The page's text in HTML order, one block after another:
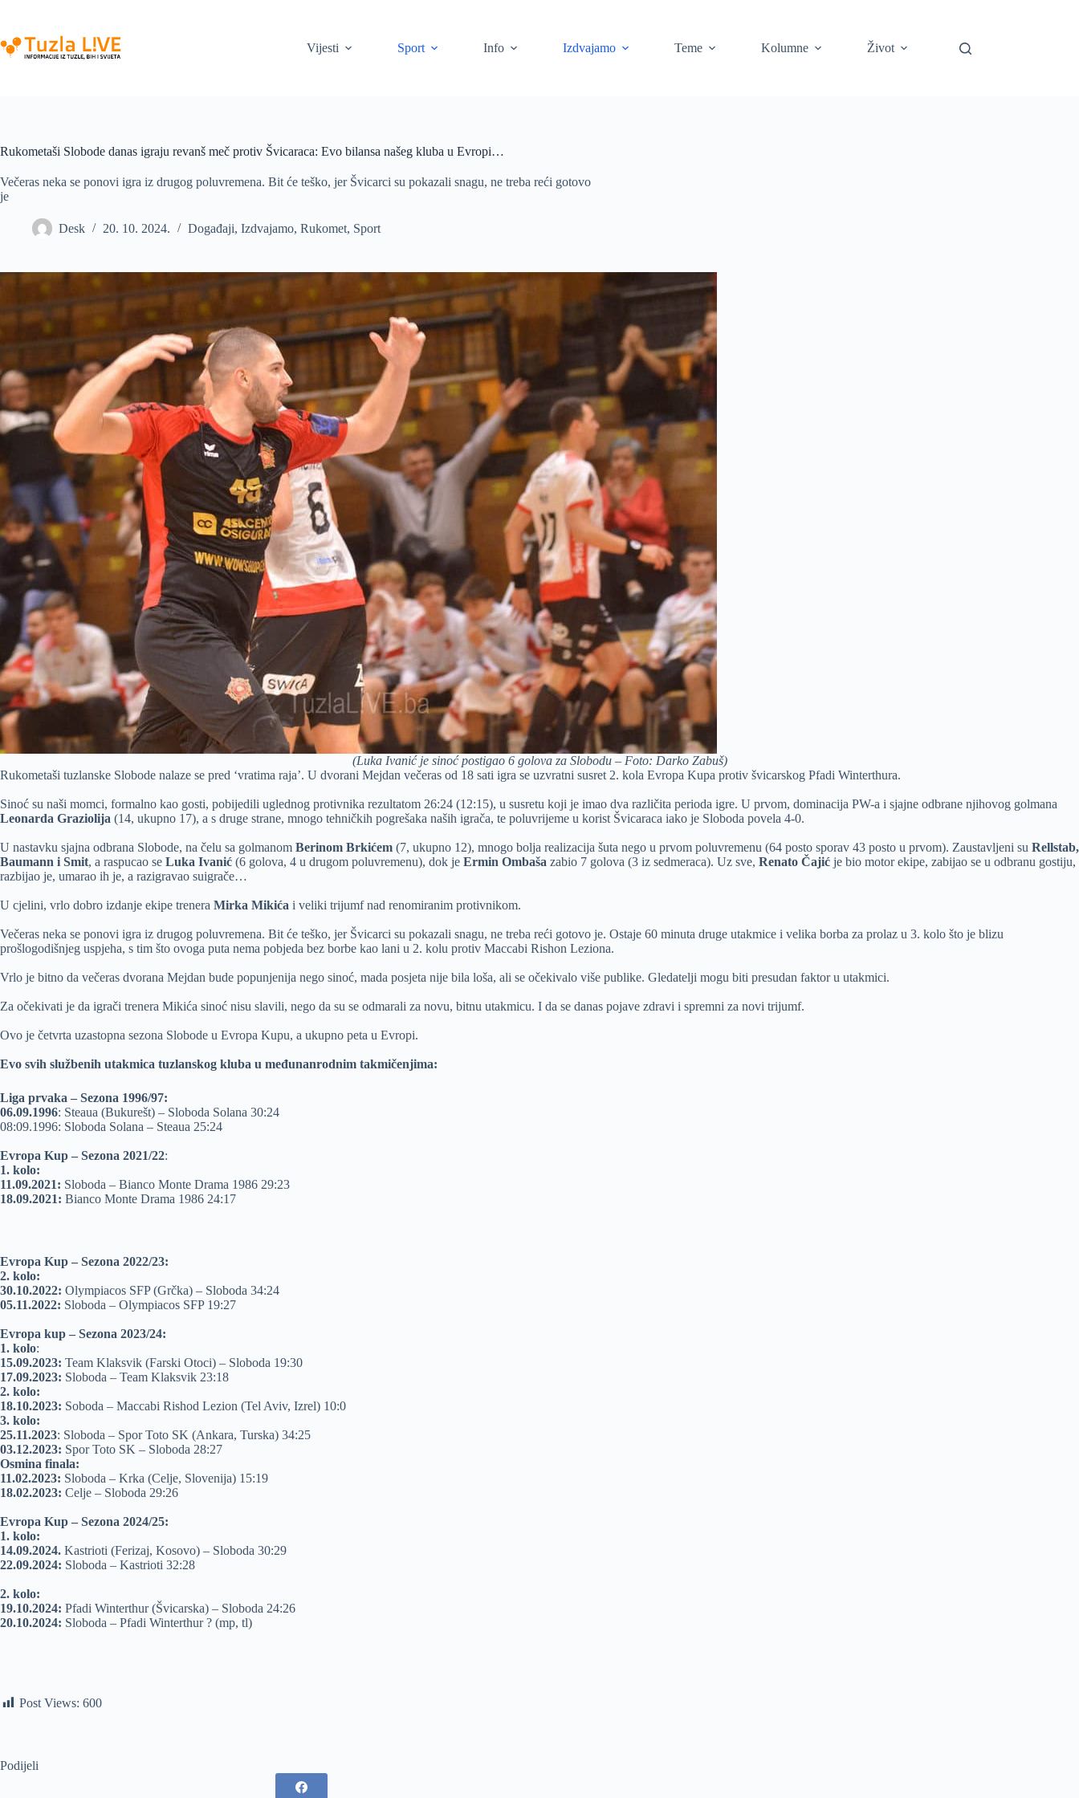
content
Vijesti
Sport Info Izdvajamo Teme Kolumne Život
Rukometaši Slobode danas igraju revanš meč protiv Švicaraca: Evo bilansa našeg kluba u Evropi…
Večeras neka se ponovi igra iz drugog poluvremena. Bit će teško, jer Švicarci su pokazali snagu, ne treba reći gotovo
je
Desk 20. 10. 2024. Događaji, Izdvajamo, Rukomet, Sport
(Luka Ivanić je sinoć postigao 6 golova za Slobodu – Foto: Darko Zabuš)
Rukometaši tuzlanske Slobode nalaze se pred ‘vratima raja’. U dvorani Mejdan večeras od 18 sati igra se uzvratni susret 2. kola Evropa Kupa protiv švicarskog Pfadi Winterthura.
Sinoć su naši momci, formalno kao gosti, pobijedili uglednog protivnika rezultatom 26:24 (12:15), u susretu koji je imao dva različita perioda igre. U prvom, dominacija PW-a i sjajne odbrane njihovog golmana
Leonarda Graziolija (14, ukupno 17), a s druge strane, mnogo tehničkih pogrešaka naših igrača, te poluvrijeme u korist Švicaraca iako je Sloboda povela 4-0.
U nastavku sjajna odbrana Slobode, na čelu sa golmanom Berinom Brkićem (7, ukupno 12), mnogo bolja realizacija šuta nego u prvom poluvremenu (64 posto sporav 43 posto u prvom). Zaustavljeni su Rellstab,
Baumann i Smit, a raspucao se Luka Ivanić (6 golova, 4 u drugom poluvremenu), dok je Ermin Ombaša zabio 7 golova (3 iz sedmeraca). Uz sve, Renato Čajić je bio motor ekipe, zabijao se u odbranu gostiju,
razbijao je, umarao ih je, a razigravao suigrače…
U cjelini, vrlo dobro izdanje ekipe trenera Mirka Mikića i veliki trijumf nad renomiranim protivnikom.
Večeras neka se ponovi igra iz drugog poluvremena. Bit će teško, jer Švicarci su pokazali snagu, ne treba reći gotovo je. Ostaje 60 minuta druge utakmice i velika borba za prolaz u 3. kolo što je blizu
prošlogodišnjeg uspjeha, s tim što ovoga puta nema pobjeda bez borbe kao lani u 2. kolu protiv Maccabi Rishon Leziona.
Vrlo je bitno da večeras dvorana Mejdan bude popunjenija nego sinoć, mada posjeta nije bila loša, ali se očekivalo više publike. Gledatelji mogu biti presudan faktor u utakmici.
Za očekivati je da igrači trenera Mikića sinoć nisu slavili, nego da su se odmarali za novu, bitnu utakmicu. I da se danas pojave zdravi i spremni za novi trijumf.
Ovo je četvrta uzastopna sezona Slobode u Evropa Kupu, a ukupno peta u Evropi.
Evo svih službenih utakmica tuzlanskog kluba u međunanrodnim takmičenjima:
Liga prvaka – Sezona 1996/97:
06.09.1996: Steaua (Bukurešt) – Sloboda Solana 30:24
08:09.1996: Sloboda Solana – Steaua 25:24
Evropa Kup – Sezona 2021/22:
1. kolo:
11.09.2021: Sloboda – Bianco Monte Drama 1986 29:23
18.09.2021: Bianco Monte Drama 1986 24:17
Evropa Kup – Sezona 2022/23:
2. kolo:
30.10.2022: Olympiacos SFP (Grčka) – Sloboda 34:24
05.11.2022: Sloboda – Olympiacos SFP 19:27
Evropa kup – Sezona 2023/24:
1. kolo:
15.09.2023: Team Klaksvik (Farski Otoci) – Sloboda 19:30
17.09.2023: Sloboda – Team Klaksvik 23:18
2. kolo:
18.10.2023: Soboda – Maccabi Rishod Lezion (Tel Aviv, Izrel) 10:0
3. kolo:
25.11.2023: Sloboda – Spor Toto SK (Ankara, Turska) 34:25
03.12.2023: Spor Toto SK – Sloboda 28:27
Osmina finala:
11.02.2023: Sloboda – Krka (Celje, Slovenija) 15:19
18.02.2023: Celje – Sloboda 29:26
Evropa Kup – Sezona 2024/25:
1. kolo:
14.09.2024. Kastrioti (Ferizaj, Kosovo) – Sloboda 30:29
22.09.2024: Sloboda – Kastrioti 32:28
2. kolo:
19.10.2024: Pfadi Winterthur (Švicarska) – Sloboda 24:26
20.10.2024: Sloboda – Pfadi Winterthur ? (mp, tl)
Post Views: 600
Podijeli